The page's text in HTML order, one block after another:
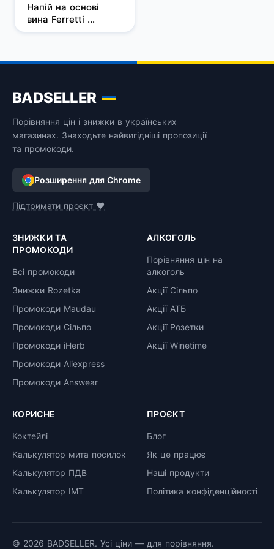
Напій на основі
вина Ferretti
Freezelino Вишня
BADSELLER
Порівняння цін і знижки в українських
магазинах. Знаходьте найвигідніші пропозиції
та промокоди.
Розширення для Chrome
Підтримати проєкт ❤️
ЗНИЖКИ ТА
ПРОМОКОДИ
Всі промокоди
Знижки Rozetka
Промокоди Maudau
Промокоди Сільпо
Промокоди iHerb
Промокоди Aliexpress
Промокоди Answear
АЛКОГОЛЬ
Порівняння цін на
алкоголь
Акції Сільпо
Акції АТБ
Акції Розетки
Акції Winetime
КОРИСНЕ
Коктейлі
Калькулятор мита посилок
Калькулятор ПДВ
Калькулятор ІМТ
ПРОЄКТ
Блог
Як це працює
Наші продукти
Політика конфіденційності
© 2026 BADSELLER. Усі ціни — для порівняння.